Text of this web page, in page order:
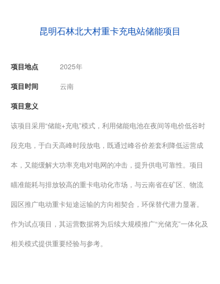
昆明石林北大村重卡充电站储能项目
项目地点
2025年
项目时间
云南
项目意义
该项目采用“储能+充电”模式，利用储能电池在夜间等电价低谷时
段充电，于白天高峰时段放电，既通过峰谷价差套利降低运营成
本，又能缓解大功率充电对电网的冲击，提升供电可靠性。项目
瞄准能耗与排放较高的重卡电动化市场，与云南省在矿区、物流
园区推广电动重卡短途运输的方向相契合，环保替代潜力显著。
作为试点项目，其运营数据将为后续大规模推广“光储充”一体化及
相关模式提供重要经验与参考。